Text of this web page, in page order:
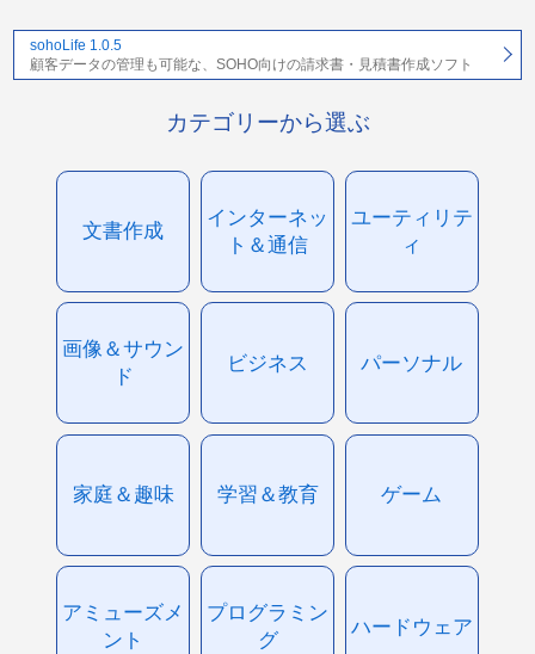
sohoLife 1.0.5
顧客データの管理も可能な、SOHO向けの請求書・見積書作成ソフト
カテゴリーから選ぶ
文書作成
インターネッ
ト＆通信
ユーティリテ
ィ
画像＆サウン
ド
ビジネス パーソナル
家庭＆趣味 学習＆教育 ゲーム
アミューズメ
ント
プログラミン
グ
ハードウェア